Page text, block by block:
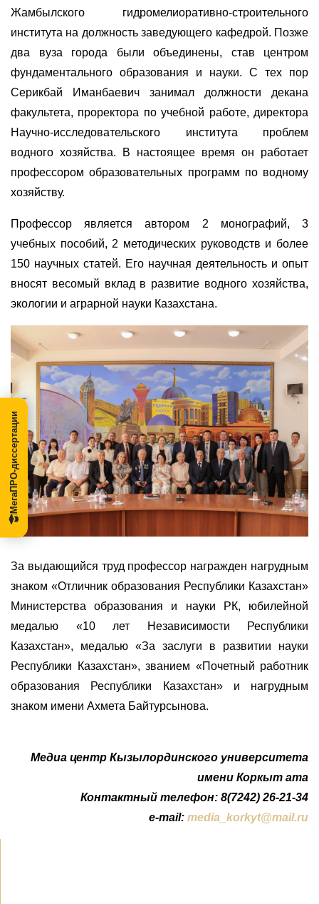
Жамбылского гидромелиоративно-строительного
института на должность заведующего кафедрой. Позже
два вуза города были объединены, став центром
фундаментального образования и науки. С тех пор
Серикбай Иманбаевич занимал должности декана
факультета, проректора по учебной работе, директора
Научно-исследовательского института проблем
водного хозяйства. В настоящее время он работает
профессором образовательных программ по водному
хозяйству.
Профессор является автором 2 монографий, 3
учебных пособий, 2 методических руководств и более
150 научных статей. Его научная деятельность и опыт
вносят весомый вклад в развитие водного хозяйства,
экологии и аграрной науки Казахстана.
За выдающийся труд профессор награжден нагрудным
знаком «Отличник образования Республики Казахстан»
Министерства образования и науки РК, юбилейной
медалью «10 лет Независимости Республики
Казахстан», медалью «За заслуги в развитии науки
Республики Казахстан», званием «Почетный работник
образования Республики Казахстан» и нагрудным
знаком имени Ахмета Байтурсынова.
Медиа центр Кызылординского университета
имени Коркыт ата
Контактный телефон: 8(7242) 26-21-34
e-mail: media_korkyt@mail.ru
МегаПРО-диссертации